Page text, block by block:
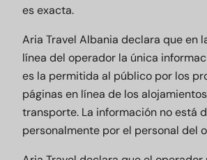
es exacta.
Aria Travel Albania declara que en
línea del operador la única
es la permitida al público por los
páginas en línea de los
transporte. La información no está
personalmente por el personal del